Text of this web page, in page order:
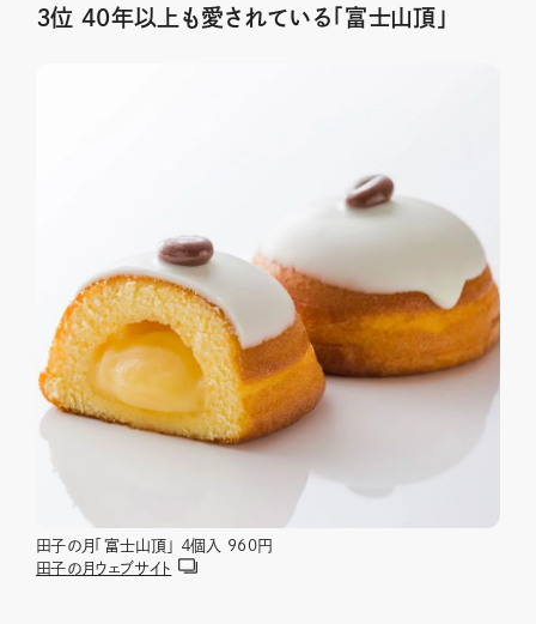
３位 40年以上も愛されている「富士山頂」
田子の月「富士山頂」 ４個入 960円
田子の月ウェブサイト